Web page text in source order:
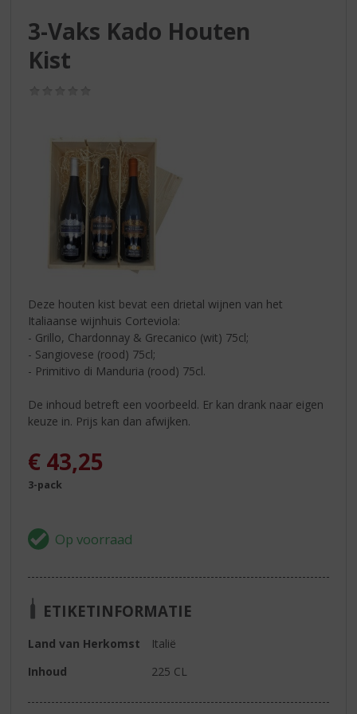
3-Vaks Kado Houten
Kist
Deze houten kist bevat een drietal wijnen van het
Italiaanse wijnhuis Corteviola:
- Grillo, Chardonnay & Grecanico (wit) 75cl;
- Sangiovese (rood) 75cl;
- Primitivo di Manduria (rood) 75cl.
De inhoud betreft een voorbeeld. Er kan drank naar eigen
keuze in. Prijs kan dan afwijken.
€ 43,25
3-pack
ETIKETINFORMATIE
Land van Herkomst
Italië
Inhoud
225 CL